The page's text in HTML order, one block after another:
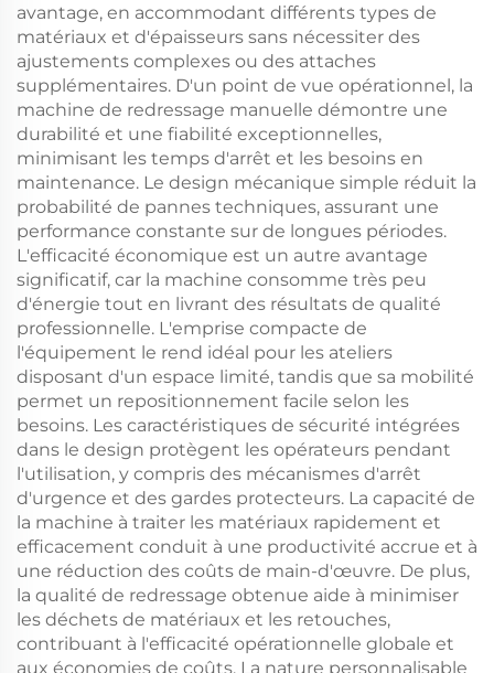
avantage, en accommodant différents types de
matériaux et d'épaisseurs sans nécessiter des
ajustements complexes ou des attaches
supplémentaires. D'un point de vue opérationnel, la
machine de redressage manuelle démontre une
durabilité et une fiabilité exceptionnelles,
minimisant les temps d'arrêt et les besoins en
maintenance. Le design mécanique simple réduit la
probabilité de pannes techniques, assurant une
performance constante sur de longues périodes.
L'efficacité économique est un autre avantage
significatif, car la machine consomme très peu
d'énergie tout en livrant des résultats de qualité
professionnelle. L'emprise compacte de
l'équipement le rend idéal pour les ateliers
disposant d'un espace limité, tandis que sa mobilité
permet un repositionnement facile selon les
besoins. Les caractéristiques de sécurité intégrées
dans le design protègent les opérateurs pendant
l'utilisation, y compris des mécanismes d'arrêt
d'urgence et des gardes protecteurs. La capacité de
la machine à traiter les matériaux rapidement et
efficacement conduit à une productivité accrue et à
une réduction des coûts de main-d'œuvre. De plus,
la qualité de redressage obtenue aide à minimiser
les déchets de matériaux et les retouches,
contribuant à l'efficacité opérationnelle globale et
aux économies de coûts. La nature personnalisable